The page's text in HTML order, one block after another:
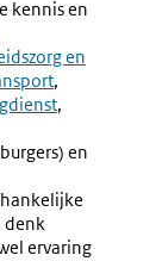
kennis en
en
,
link:
,
en
denk
ervaring